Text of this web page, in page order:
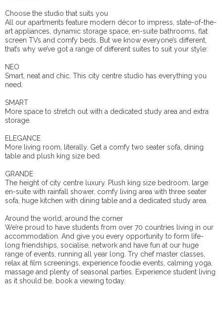
Choose the studio that suits you
All our apartments feature modern décor to impress, state-of-the-
art appliances, dynamic storage space, en-suite bathrooms, flat
screen TVs and comfy beds. But we know everyone’s different,
that’s why we’ve got a range of different suites to suit your style:
NEO
Smart, neat and chic. This city centre studio has everything you
need.
SMART
More space to stretch out with a dedicated study area and extra
storage.
ELEGANCE
More living room, literally. Get a comfy two seater sofa, dining
table and plush king size bed.
GRANDE
The height of city centre luxury. Plush king size bedroom, large
en-suite with rainfall shower, comfy living area with three seater
sofa, huge kitchen with dining table and a dedicated study area.
Around the world, around the corner
We’re proud to have students from over 70 countries living in our
accommodation. And give you every opportunity to form life-
long friendships, socialise, network and have fun at our huge
range of events, running all year long. Try chef master classes,
relax at film screenings, experience foodie events, calming yoga,
massage and plenty of seasonal parties. Experience student living
as it should be, book a viewing today.